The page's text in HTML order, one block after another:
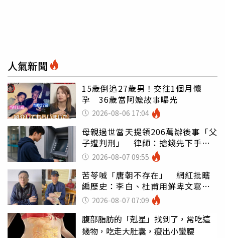
人氣新聞
15歲倒追27歲男！交往1個月懷
孕 36歲當阿嬤故事曝光
2026-08-06 17:04
母親過世當天提領206萬辦後事「父
子遭判刑」 律師：搶錢先下手是
罪 2026-08-07 09:55
苦苓喊「唐朝不存在」 網紅批瞎
編歷史：李白、杜甫用鮮卑文寫
詩？2026-08-07 07:09
腹部脂肪的「剋星」找到了，常吃這
幾物，吃走大肚囊，瘦出小蠻腰